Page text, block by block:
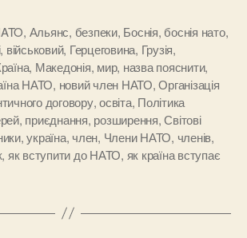
, Альянс, безпеки, Боснія, боснія нато,
, військовий, Герцеговина, Грузія,
, Македонія, мир, назва пояснити,
НАТО, новий член НАТО,Організація
договору,освіта, Політика
, приєднання, розширення,Світові
,україна, член, Члени НАТО, членів,
, як вступити до НАТО, як країна вступає